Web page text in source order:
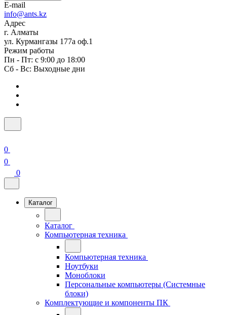
E-mail
info@ants.kz
Адрес
г. Алматы
ул. Курмангазы 177а оф.1
Режим работы
Пн - Пт: с 9:00 до 18:00
Сб - Вс: Выходные дни
0
0
0
Каталог
Каталог
Компьютерная техника
Компьютерная техника
Ноутбуки
Моноблоки
Персональные компьютеры (Системные
блоки)
Комплектующие и компоненты ПК